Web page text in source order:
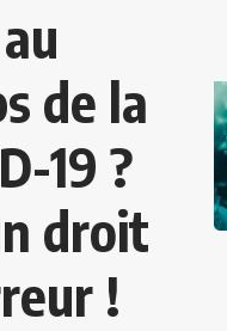
de la
19 ?
droit
!